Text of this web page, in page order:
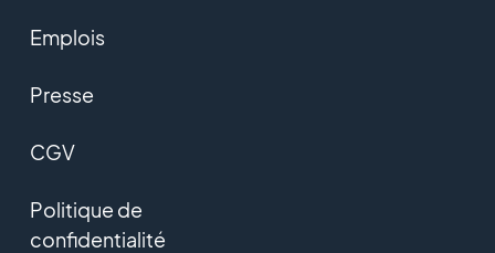
Emplois
Presse
CGV
Politique de
confidentialité